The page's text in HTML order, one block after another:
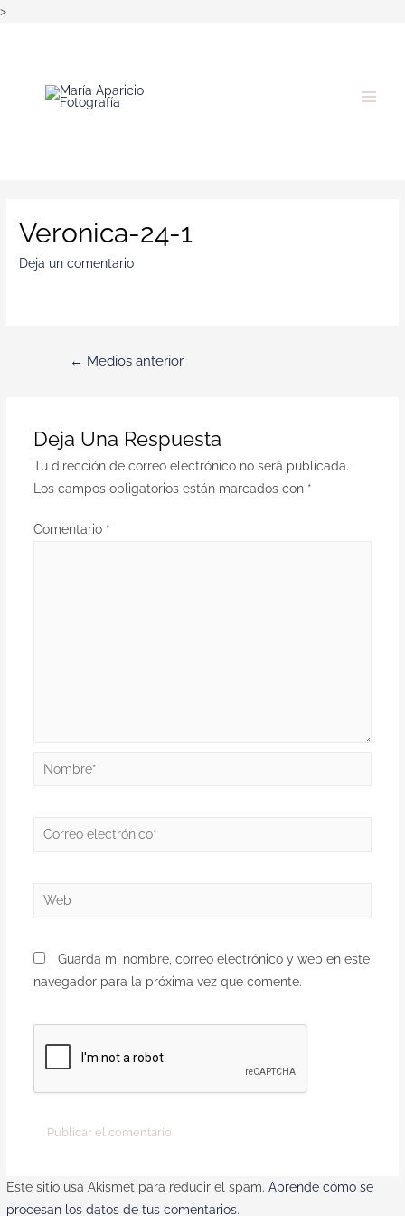
>
Veronica-24-1
Deja un comentario
← Medios anterior
Deja Una Respuesta
Tu dirección de correo electrónico no será publicada.
Los campos obligatorios están marcados con *
Comentario *
Guarda mi nombre, correo electrónico y web en este
navegador para la próxima vez que comente.
Este sitio usa Akismet para reducir el spam.Aprende cómo se
procesan los datos de tus comentarios.